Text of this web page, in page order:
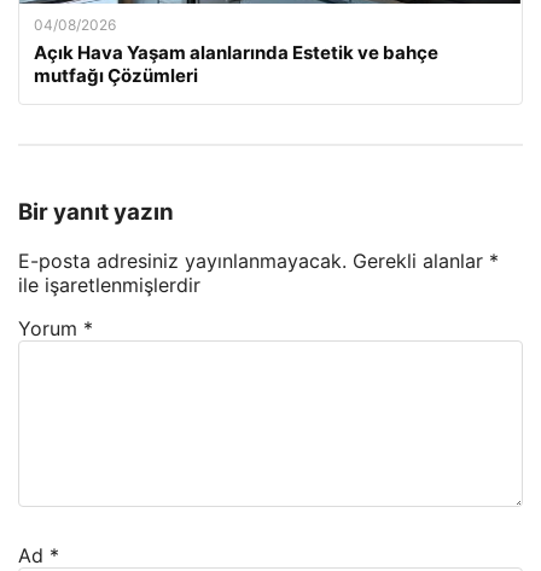
04/08/2026
Açık Hava Yaşam alanlarında Estetik ve bahçe
mutfağı Çözümleri
Bir yanıt yazın
E-posta adresiniz yayınlanmayacak. Gerekli alanlar *
ile işaretlenmişlerdir
Yorum *
Ad *